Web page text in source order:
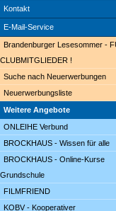
Kontakt
E-Mail-Service
Brandenburger Lesesommer -
CLUBMITGLIEDER !
Suche nach Neuerwerbungen
Neuerwerbungsliste
Weitere Angebote
ONLEIHE Verbund
BROCKHAUS - Wissen für alle
BROCKHAUS - Online-Kurse
Grundschule
FILMFRIEND
KOBV - Kooperativer